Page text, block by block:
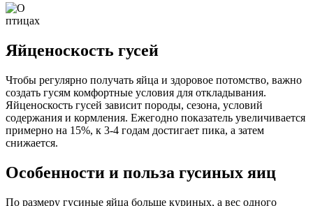
Яйценоскость гусей
Чтобы регулярно получать яйца и здоровое потомство, важно
создать гусям комфортные условия для откладывания.
Яйценоскость гусей зависит породы, сезона, условий
содержания и кормления. Ежегодно показатель увеличивается
примерно на 15%, к 3-4 годам достигает пика, а затем
снижается.
Особенности и польза гусиных яиц
По размеру гусиные яйца больше куриных, а вес одного